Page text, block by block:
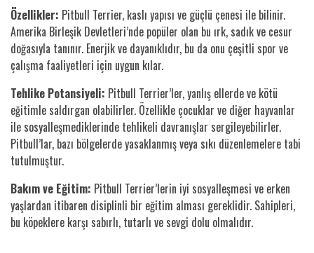
Özellikler: Pitbull Terrier, kaslı yapısı ve güçlü çenesi ile bilinir.
Amerika Birleşik Devletleri’nde popüler olan bu ırk, sadık ve cesur
doğasıyla tanınır. Enerjik ve dayanıklıdır, bu da onu çeşitli spor ve
çalışma faaliyetleri için uygun kılar.
Tehlike Potansiyeli: Pitbull Terrier’ler, yanlış ellerde ve kötü
eğitimle saldırgan olabilirler. Özellikle çocuklar ve diğer hayvanlar
ile sosyalleşmediklerinde tehlikeli davranışlar sergileyebilirler.
Pitbull’lar, bazı bölgelerde yasaklanmış veya sıkı düzenlemelere tabi
tutulmuştur.
Bakım ve Eğitim: Pitbull Terrier’lerin iyi sosyalleşmesi ve erken
yaşlardan itibaren disiplinli bir eğitim alması gereklidir. Sahipleri,
bu köpeklere karşı sabırlı, tutarlı ve sevgi dolu olmalıdır.